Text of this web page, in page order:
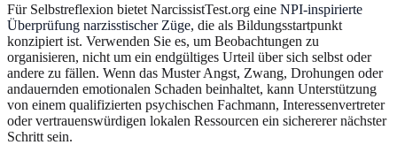
Für Selbstreflexion bietet NarcissistTest.org eine NPI-inspirierte
Überprüfung narzisstischer Züge, die als Bildungsstartpunkt
konzipiert ist. Verwenden Sie es, um Beobachtungen zu
organisieren, nicht um ein endgültiges Urteil über sich selbst oder
andere zu fällen. Wenn das Muster Angst, Zwang, Drohungen oder
andauernden emotionalen Schaden beinhaltet, kann Unterstützung
von einem qualifizierten psychischen Fachmann, Interessenvertreter
oder vertrauenswürdigen lokalen Ressourcen ein sichererer nächster
Schritt sein.